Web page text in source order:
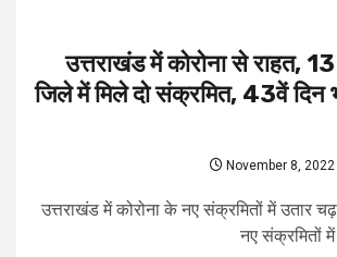
उत्तराखंड में कोरोना से राहत,
जिले में मिले दो संक्रमित, 43वें दिन
November 8, 2022
उत्तराखंड में कोरोना के नए संक्रमितों में उतार
नए संक्रमितों में